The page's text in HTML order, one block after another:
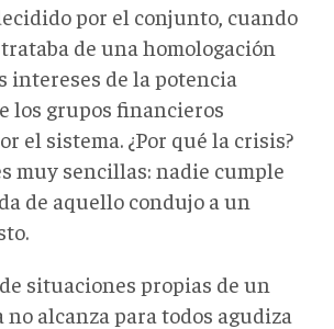
por el conjunto, cuando
de una homologación
intereses de la potencia
los grupos financieros
el sistema. ¿Por qué la crisis?
muy sencillas: nadie cumple
de aquello condujo a un
situaciones propias de un
no alcanza para todos agudiza